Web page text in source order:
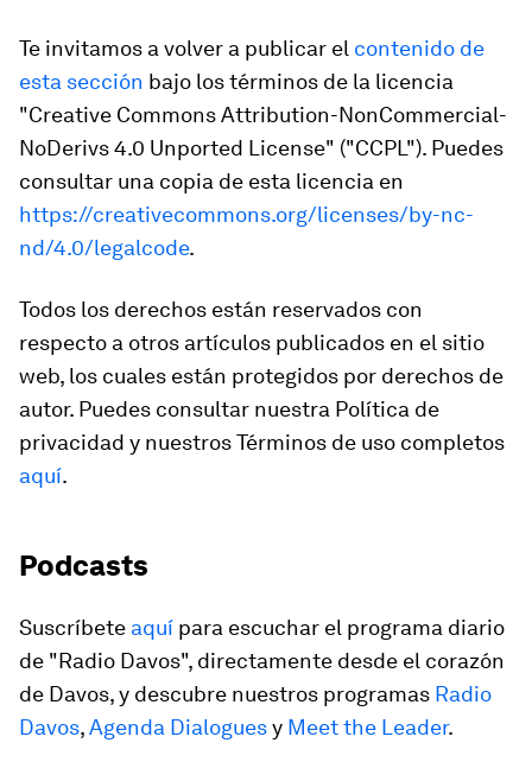
Te invitamos a volver a publicar el contenido de
esta sección bajo los términos de la licencia
"Creative Commons Attribution-NonCommercial-
NoDerivs 4.0 Unported License" ("CCPL"). Puedes
consultar una copia de esta licencia en
https://creativecommons.org/licenses/by-nc-
nd/4.0/legalcode.
Todos los derechos están reservados con
respecto a otros artículos publicados en el sitio
web, los cuales están protegidos por derechos de
autor. Puedes consultar nuestra Política de
privacidad y nuestros Términos de uso completos
aquí.
Podcasts
Suscríbete aquí para escuchar el programa diario
de "Radio Davos", directamente desde el corazón
de Davos, y descubre nuestros programas Radio
Davos,Agenda Dialoguesy Meet the Leader.